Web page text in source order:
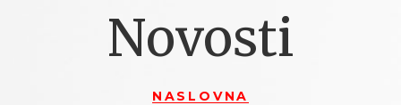
Novosti
NASLOVNA